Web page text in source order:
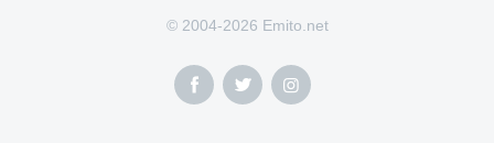
© 2004-2026 Emito.net